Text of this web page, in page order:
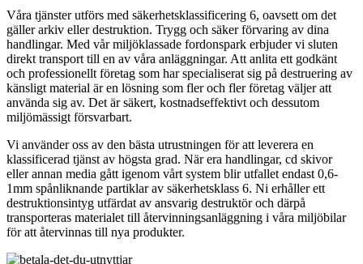
Våra tjänster utförs med säkerhetsklassificering 6, oavsett om det
gäller arkiv eller destruktion. Trygg och säker förvaring av dina
handlingar. Med vår miljöklassade fordonspark erbjuder vi sluten
direkt transport till en av våra anläggningar. Att anlita ett godkänt
och professionellt företag som har specialiserat sig på destruering av
känsligt material är en lösning som fler och fler företag väljer att
använda sig av. Det är säkert, kostnadseffektivt och dessutom
miljömässigt försvarbart.
Vi använder oss av den bästa utrustningen för att leverera en
klassificerad tjänst av högsta grad. När era handlingar, cd skivor
eller annan media gått igenom vårt system blir utfallet endast 0,6-
1mm spånliknande partiklar av säkerhetsklass 6. Ni erhåller ett
destruktionsintyg utfärdat av ansvarig destruktör och därpå
transporteras materialet till återvinningsanläggning i våra miljöbilar
för att återvinnas till nya produkter.